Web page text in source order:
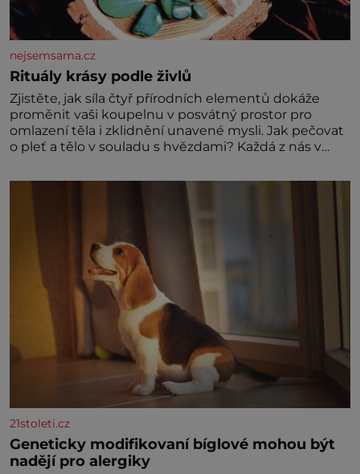
nejsemsama.cz
Rituály krásy podle živlů
Zjistěte, jak síla čtyř přírodních elementů dokáže
proměnit vaši koupelnu v posvátný prostor pro
omlazení těla i zklidnění unavené mysli. Jak pečovat
o pleť a tělo v souladu s hvězdami? Každá z nás v
naší povaze, ale i v potřebách naší pokožky. Ohnivá
znamení Ženy narozené ve znamení Berana, Lva a
Střelce v sobě nesou žár, odvahu a neutuchající elán.
21stoleti.cz
Geneticky modifikovaní bíglové mohou být
nadějí pro alergiky